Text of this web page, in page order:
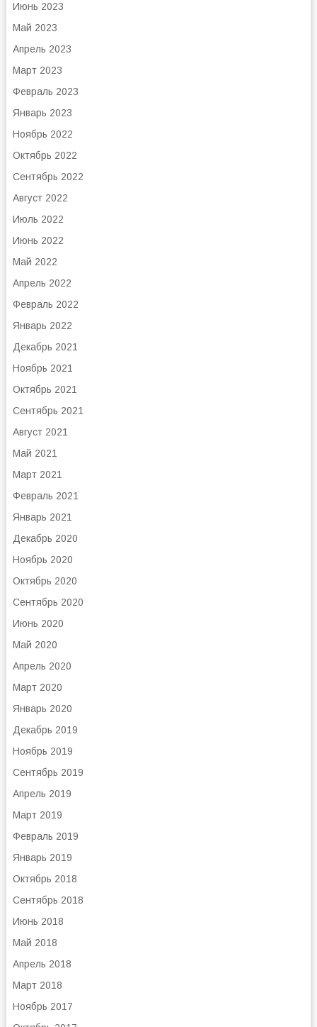
Июнь 2023
Май 2023
Апрель 2023
Март 2023
Февраль 2023
Январь 2023
Ноябрь 2022
Октябрь 2022
Сентябрь 2022
Август 2022
Июль 2022
Июнь 2022
Май 2022
Апрель 2022
Февраль 2022
Январь 2022
Декабрь 2021
Ноябрь 2021
Октябрь 2021
Сентябрь 2021
Август 2021
Май 2021
Март 2021
Февраль 2021
Январь 2021
Декабрь 2020
Ноябрь 2020
Октябрь 2020
Сентябрь 2020
Июнь 2020
Май 2020
Апрель 2020
Март 2020
Январь 2020
Декабрь 2019
Ноябрь 2019
Сентябрь 2019
Апрель 2019
Март 2019
Февраль 2019
Январь 2019
Октябрь 2018
Сентябрь 2018
Июнь 2018
Май 2018
Апрель 2018
Март 2018
Ноябрь 2017